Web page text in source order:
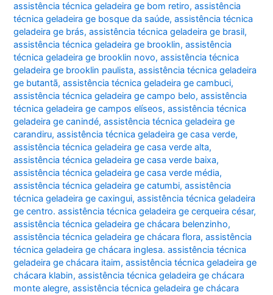
assistência técnica geladeira ge bom retiro,assistência
técnica geladeira ge bosque da saúde,assistência técnica
geladeira ge brás,assistência técnica geladeira ge brasil,
assistência técnica geladeira ge brooklin,assistência
técnica geladeira ge brooklin novo,assistência técnica
geladeira ge brooklin paulista,assistência técnica geladeira
ge butantã,assistência técnica geladeira ge cambuci,
assistência técnica geladeira ge campo belo,assistência
técnica geladeira ge campos elíseos,assistência técnica
geladeira ge canindé,assistência técnica geladeira ge
carandiru,assistência técnica geladeira ge casa verde,
assistência técnica geladeira ge casa verde alta,
assistência técnica geladeira ge casa verde baixa,
assistência técnica geladeira ge casa verde média,
assistência técnica geladeira ge catumbi,assistência
técnica geladeira ge caxingui,assistência técnica geladeira
ge centro. assistência técnica geladeira ge cerqueira césar,
assistência técnica geladeira ge chácara belenzinho,
assistência técnica geladeira ge chácara flora,assistência
técnica geladeira ge chácara inglesa. assistência técnica
geladeira ge chácara itaim,assistência técnica geladeira ge
chácara klabin,assistência técnica geladeira ge chácara
monte alegre,assistência técnica geladeira ge chácara